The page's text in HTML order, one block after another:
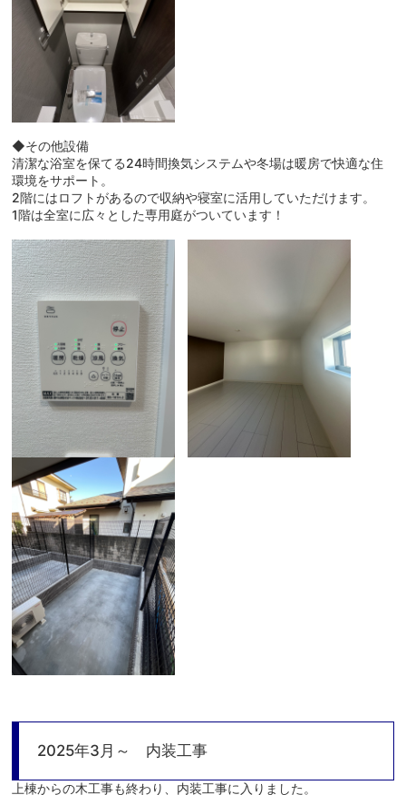
◆その他設備
清潔な浴室を保てる24時間換気システムや冬場は暖房で快適な住
環境をサポート。
2階にはロフトがあるので収納や寝室に活用していただけます。
1階は全室に広々とした専用庭がついています！
2025年3月～ 内装工事
上棟からの木工事も終わり、内装工事に入りました。